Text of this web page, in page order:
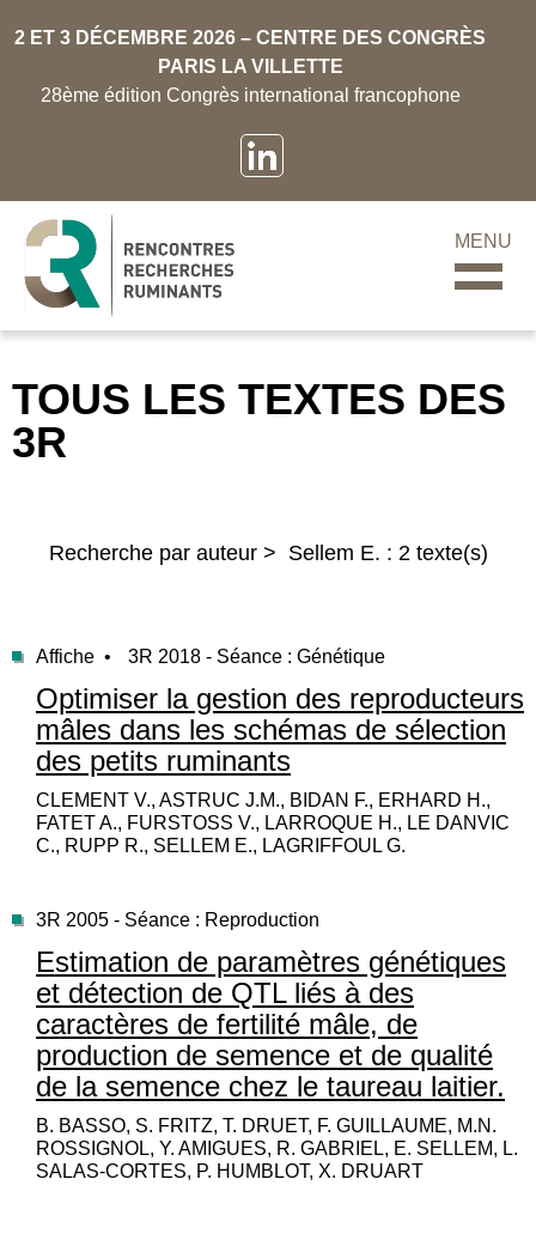
2 ET 3 DÉCEMBRE 2026 – CENTRE DES CONGRÈS
PARIS LA VILLETTE
28ème édition Congrès international francophone
MENU
TOUS LES TEXTES DES
3R
Recherche par auteur > Sellem E. : 2 texte(s)
Affiche • 3R 2018 - Séance : Génétique
Optimiser la gestion des reproducteurs
mâles dans les schémas de sélection
des petits ruminants
CLEMENT V., ASTRUC J.M., BIDAN F., ERHARD H.,
FATET A., FURSTOSS V., LARROQUE H., LE DANVIC
C., RUPP R., SELLEM E., LAGRIFFOUL G.
3R 2005 - Séance : Reproduction
Estimation de paramètres génétiques
et détection de QTL liés à des
caractères de fertilité mâle, de
production de semence et de qualité
de la semence chez le taureau laitier.
B. BASSO, S. FRITZ, T. DRUET, F. GUILLAUME, M.N.
ROSSIGNOL, Y. AMIGUES, R. GABRIEL, E. SELLEM, L.
SALAS-CORTES, P. HUMBLOT, X. DRUART